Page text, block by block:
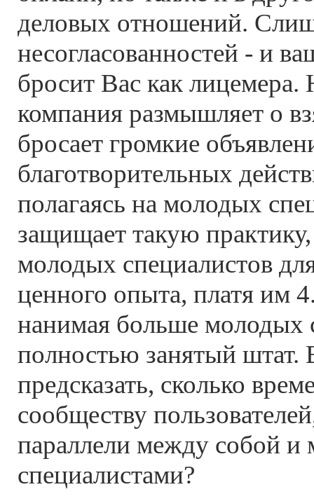
деловых отношений.
несогласованностей - и
бросит Вас как
компания размышляет о
бросает громкие
благотворительных
полагаясь на молодых
защищает такую
молодых специалистов
ценного опыта, платя им
нанимая больше молодых
полностью занятый штат.
предсказать, сколько
сообществу
параллели между собой
специалистами?